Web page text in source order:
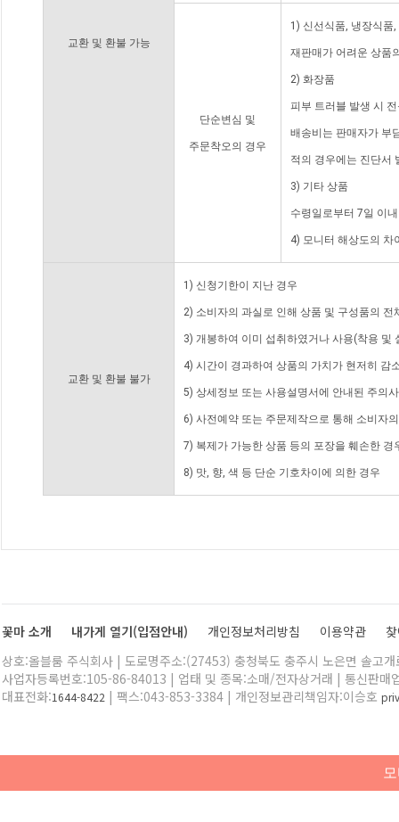
교환 및 환불 가능
단순변심 및
주문착오의 경우
1) 신선식품, 냉장식품
재판매가 어려운 상품
2) 화장품
피부 트러블 발생 시
배송비는 판매자가 부
적의 경우에는 진단서
3) 기타 상품
수령일로부터 7일 이
4) 모니터 해상도의 차
교환 및 환불 불가
1) 신청기한이 지난 경우
2) 소비자의 과실로 인해 상품 및 구성품의
3) 개봉하여 이미 섭취하였거나 사용(착용 및
4) 시간이 경과하여 상품의 가치가 현저히 감
5) 상세정보 또는 사용설명서에 안내된 주의
6) 사전예약 또는 주문제작으로 통해 소비자
7) 복제가 가능한 상품 등의 포장을 훼손한 경
8) 맛, 향, 색 등 단순 기호차이에 의한 경우
꽃마 소개 내가게 열기(입점안내) 개인정보처리방침 이용약관
상호:올블룸 주식회사 | 도로명주소:(27453) 충청북도 충주시 노은면 솔고
사업자등록번호:105-86-84013 | 업태 및 종목:소매/전자상거래 | 통신판매
대표전화:1644-8422 | 팩스:043-853-3384 | 개인정보관리책임자:이승호